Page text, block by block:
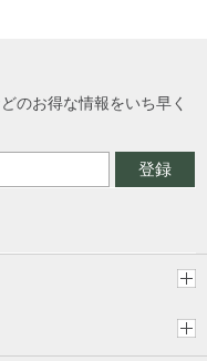
のお得な情報をいち早く
登録